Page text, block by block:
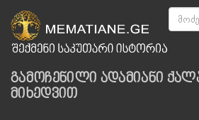
გამოჩენილი ადამიანი
მიხედვით